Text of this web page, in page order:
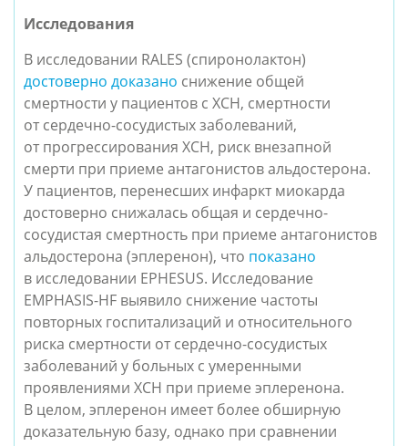
Исследования
В исследовании RALES (спиронолактон)
достоверно доказано снижение общей
смертности у пациентов с ХСН, смертности
от сердечно-сосудистых заболеваний,
от прогрессирования ХСН, риск внезапной
смерти при приеме антагонистов альдостерона.
У пациентов, перенесших инфаркт миокарда
достоверно снижалась общая и сердечно-
сосудистая смертность при приеме антагонистов
альдостерона (эплеренон), что показано
в исследовании EPHESUS. Исследование
EMPHASIS-HF выявило снижение частоты
повторных госпитализаций и относительного
риска смертности от сердечно-сосудистых
заболеваний у больных с умеренными
проявлениями ХСН при приеме эплеренона.
В целом, эплеренон имеет более обширную
доказательную базу, однако при сравнении